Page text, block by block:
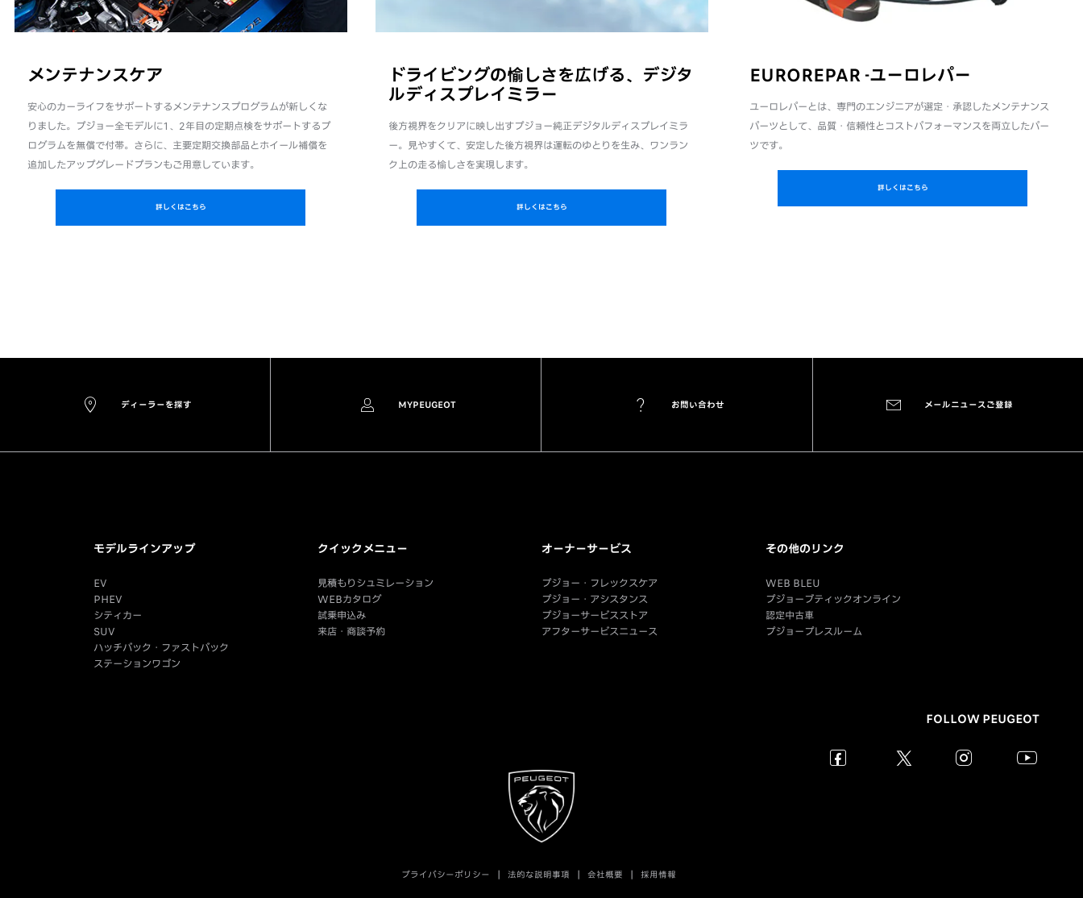
メンテナンスケア
安心のカーライフをサポートするメンテナンスプログラムが新しくな
りました。プジョー全モデルに1、2年目の定期点検をサポートするプ
ログラムを無償で付帯。さらに、主要定期交換部品とホイール補償を
追加したアップグレードプランもご用意しています。
詳しくはこちら
ドライビングの愉しさを広げる、デジタ
ルディスプレイミラー
後方視界をクリアに映し出すプジョー純正デジタルディスプレイミラ
ー。見やすくて、安定した後方視界は運転のゆとりを生み、ワンラン
ク上の走る愉しさを実現します。
詳しくはこちら
EUROREPAR -ユーロレパー
ユーロレパーとは、︎専門のエンジニアが選定・承認したメンテナンス
パーツとして、品質・信頼性とコストパフォーマンスを両立したパー
ツです。
詳しくはこちら
ディーラーを探す MYPEUGEOT お問い合わせ メールニュースご登録
モデルラインアップ
EV
PHEV
シティカー
SUV
ハッチバック・ファストバック
ステーションワゴン
クイックメニュー
見積もりシュミレーション
WEBカタログ
試乗申込み
来店・商談予約
オーナーサービス
プジョー・フレックスケア
プジョー・アシスタンス
プジョーサービスストア
アフターサービスニュース
その他のリンク
WEB BLEU
プジョーブティックオンライン
認定中古車
プジョープレスルーム
FOLLOW PEUGEOT
プライバシーポリシー 法的な説明事項 会社概要 採用情報